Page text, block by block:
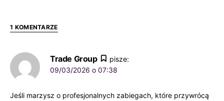
1 KOMENTARZE
Trade Group
pisze:
09/03/2026 o 07:38
Jeśli marzysz o profesjonalnych zabiegach, które przywrócą